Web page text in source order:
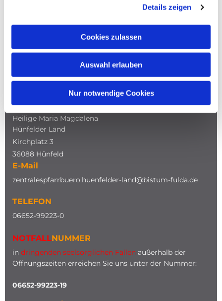
Details zeigen
Cookies zulassen
Auswahl erlauben
Nur notwendige Cookies
NAVIGATION
Katholische Kirche
Heilige Maria Magdalena
Hünfelder Land
Kirchplatz 3
36088 Hünfeld
E-Mail
zentralespfarrbuero.huenfelder-land@bistum-fulda.de
TELEFON
06652-99223-0
NOTFALLNUMMER
in dringenden seelsorglichen Fällen außerhalb der
Öffnungszeiten erreichen Sie uns unter der Nummer:
06652-99223-19